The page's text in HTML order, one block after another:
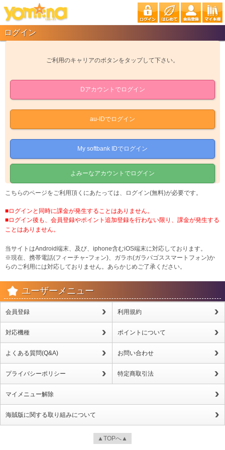
ログイン
ご利用のキャリアのボタンをタップして下さい。
Dアカウントでログイン
au-IDでログイン
My softbank IDでログイン
よみーなアカウントでログイン
こちらのページをご利用頂くにあたっては、ログイン(無料)が必要です。
■ログインと同時に課金が発生することはありません。
■ログイン後も、会員登録やポイント追加登録を行わない限り、課金が発生する
ことはありません。
当サイトはAndroid端末、及び、iphone含むiOS端末に対応しております。
※現在、携帯電話(フィーチャｰフォン)、ガラホ(ガラパゴススマートフォン)か
らのご利用には対応しておりません。あらかじめご了承ください。
ユーザーメニュー
会員登録 利用規約
対応機種 ポイントについて
よくある質問(Q&A) お問い合わせ
プライバシーポリシー 特定商取引法
マイメニュー解除
海賊版に関する取り組みについて
▲TOPへ▲